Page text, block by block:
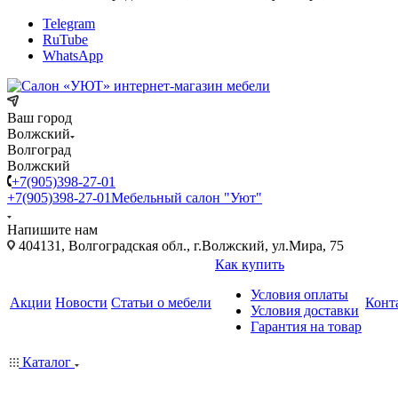
Telegram
RuTube
WhatsApp
Ваш город
Волжский
Волгоград
Волжский
+7(905)398-27-01
+7(905)398-27-01Мебельный салон "Уют"
Напишите нам
404131, Волгоградская обл., г.Волжский, ул.Мира, 75
Акции Новости Статьи о мебели
Как купить
Условия оплаты
Условия доставки
Гарантия на товар
Каталог